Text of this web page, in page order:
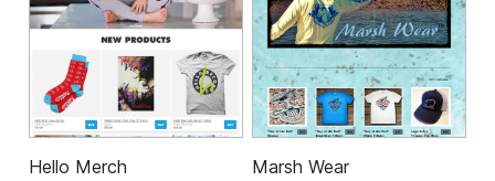
Hello Merch Marsh Wear